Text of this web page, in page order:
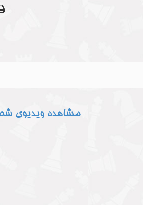
مشاهده ویدیوی